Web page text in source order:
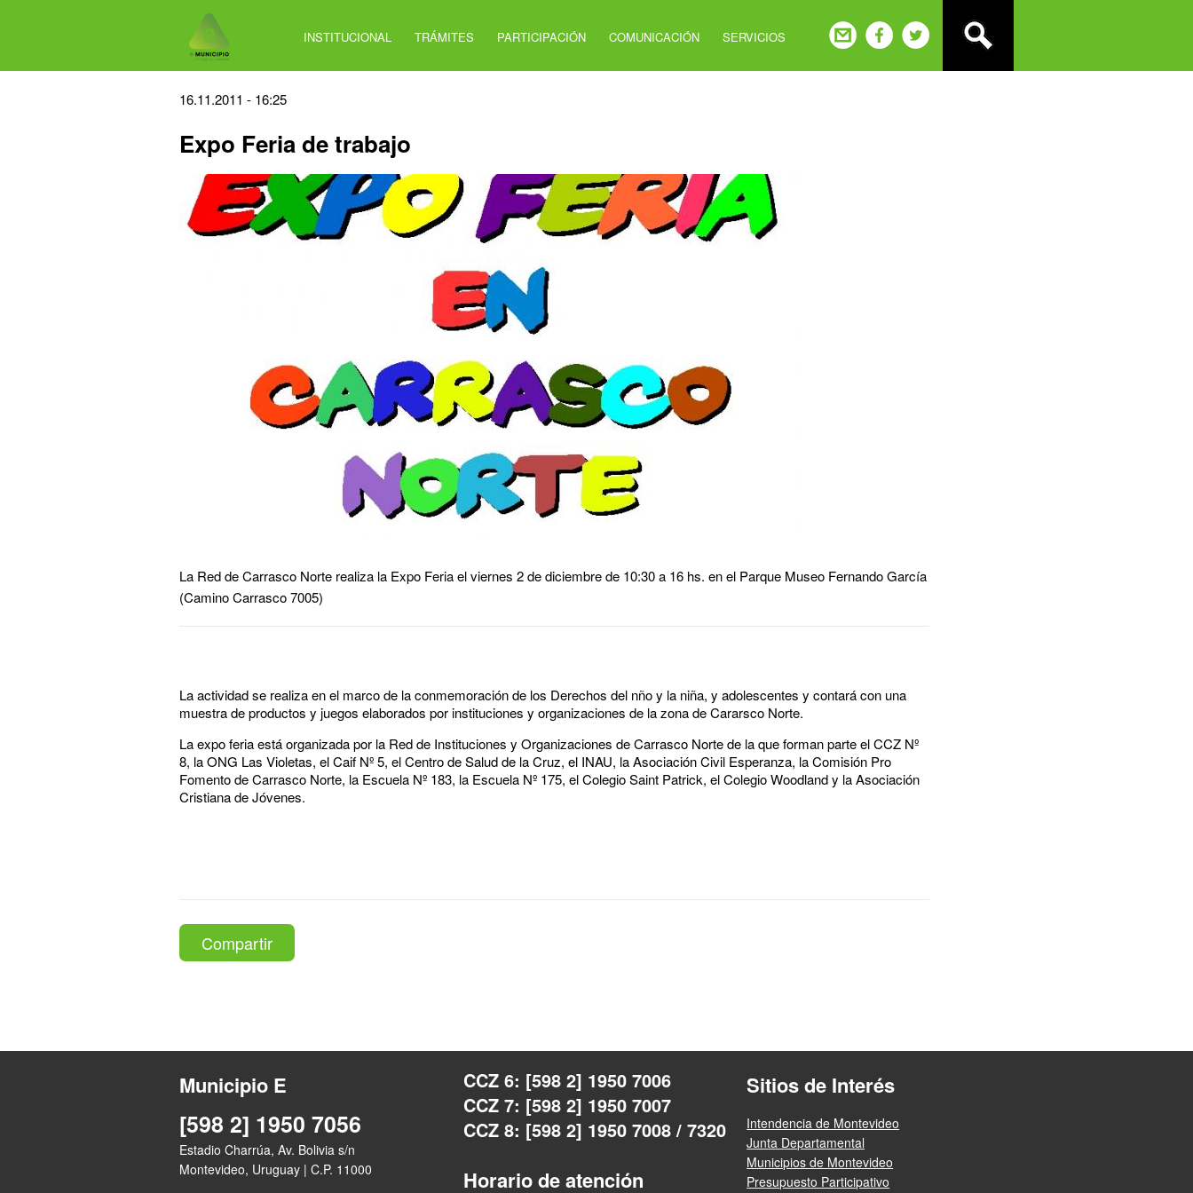
INSTITUCIONAL TRÁMITES PARTICIPACIÓN COMUNICACIÓN SERVICIOS
Back
top
16.11.2011 - 16:25
Expo Feria de trabajo
La Red de Carrasco Norte realiza la Expo Feria el viernes 2 de diciembre de 10:30 a 16 hs. en el Parque Museo Fernando García
(Camino Carrasco 7005)
La actividad se realiza en el marco de la conmemoración de los Derechos del nño y la niña, y adolescentes y contará con una
muestra de productos y juegos elaborados por instituciones y organizaciones de la zona de Cararsco Norte.
La expo feria está organizada por la Red de Instituciones y Organizaciones de Carrasco Norte de la que forman parte el CCZ Nº
8, la ONG Las Violetas, el Caif Nº 5, el Centro de Salud de la Cruz, el INAU, la Asociación Civil Esperanza, la Comisión Pro
Fomento de Carrasco Norte, la Escuela Nº 183, la Escuela Nº 175, el Colegio Saint Patrick, el Colegio Woodland y la Asociación
Cristiana de Jóvenes.
Compartir
Municipio E
[598 2] 1950 7056
Estadio Charrúa, Av. Bolivia s/n
Montevideo, Uruguay | C.P. 11000
CCZ 6: [598 2] 1950 7006
CCZ 7: [598 2] 1950 7007
CCZ 8: [598 2] 1950 7008 / 7320
Horario de atención
Sitios de Interés
Intendencia de Montevideo
Junta Departamental
Municipios de Montevideo
Presupuesto Participativo